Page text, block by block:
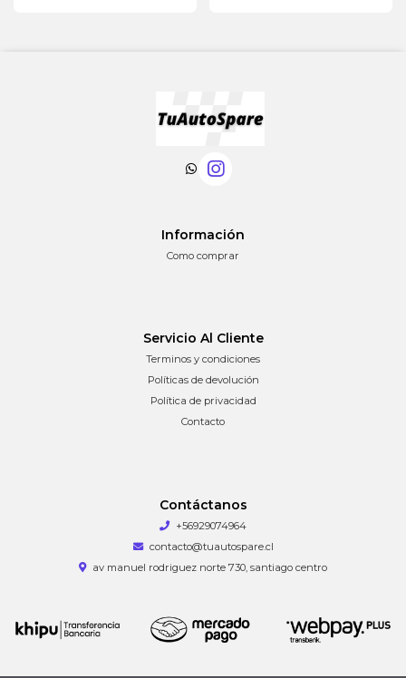
Información
Como comprar
Servicio Al Cliente
Terminos y condiciones
Políticas de devolución
Política de privacidad
Contacto
Contáctanos
+56929074964
contacto@tuautospare.cl
av manuel rodriguez norte 730, santiago centro